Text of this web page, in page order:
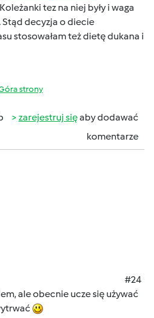
tez na niej były i waga
Stąd decyzja o diecie
stosowałam też dietę dukana i
strony
zarejestruj sięaby dodawać
komentarze
#24
ale obecnie ucze się używać